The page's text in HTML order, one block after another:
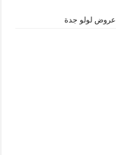
عروض لولو جدة